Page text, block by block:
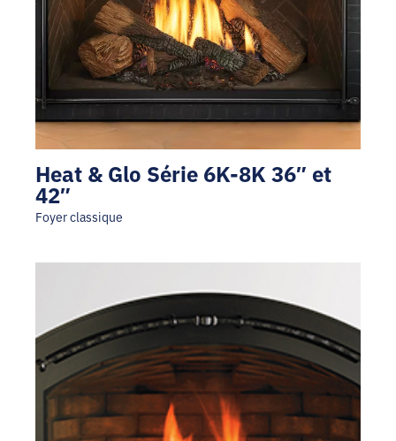
Heat & Glo Série 6K-8K 36″ et
42″
Foyer classique